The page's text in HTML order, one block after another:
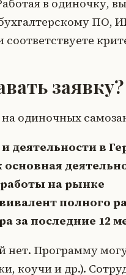
в
ПО,
соответствуете
заявку?
на одиночных
деятельности в
основная
на рынке
полного
за последние 12
нет. Программу
коучи и др.).